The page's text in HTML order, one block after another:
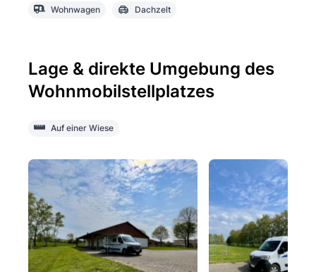
Wohnwagen Dachzelt
Lage & direkte Umgebung des
Wohnmobilstellplatzes
Auf einer Wiese